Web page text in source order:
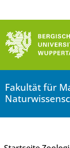
Fakultät für